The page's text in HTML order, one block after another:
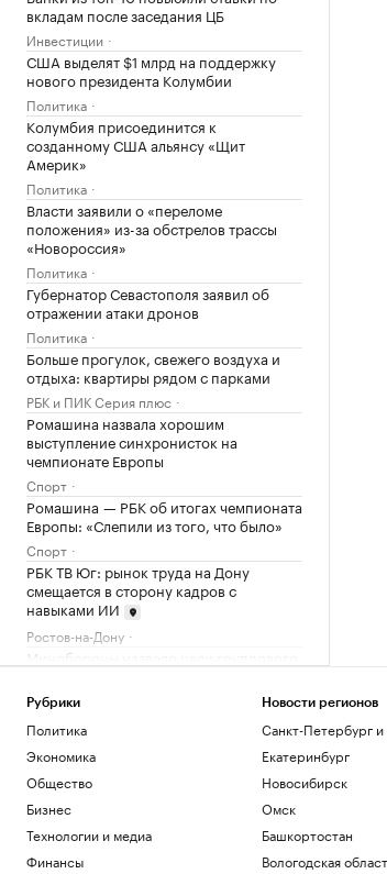
вкладам после заседания ЦБ
Инвестиции
США выделят $1 млрд на поддержку
нового президента Колумбии
Политика
Колумбия присоединится к
созданному США альянсу «Щит
Америк»
Политика
Власти заявили о «переломе
положения» из-за обстрелов трассы
«Новороссия»
Политика
Губернатор Севастополя заявил об
отражении атаки дронов
Политика
Больше прогулок, свежего воздуха и
отдыха: квартиры рядом с парками
РБК и ПИК Серия плюс
Ромашина назвала хорошим
выступление синхронисток на
чемпионате Европы
Спорт
Ромашина — РБК об итогах чемпионата
Европы: «Слепили из того, что было»
Спорт
РБК ТВ Юг: рынок труда на Дону
смещается в сторону кадров с
навыками ИИ
Ростов-на-Дону
Минобороны назвало цели группового
Политика
Что известно об атаках БПЛА на
регионы России. Главное к 8 августа
Политика
Рубрики
Политика
Экономика
Общество
Бизнес
Технологии и медиа
Финансы
Новости регионов
Санкт-Петербург и
Екатеринбург
Новосибирск
Омск
Башкортостан
Вологодская